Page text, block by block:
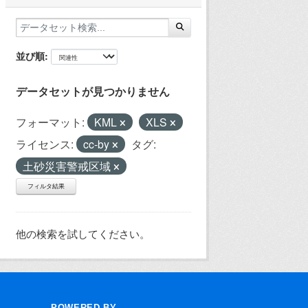
並び順
データセットが見つかりません
フォーマット: KML
XLS
ライセンス:
cc-by
タグ:
土砂災害警戒区域
フィルタ結果
他の検索を試してください。